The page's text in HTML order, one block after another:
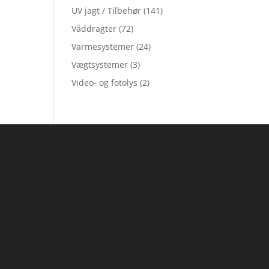
UV jagt / Tilbehør (141)
Våddragter (72)
Varmesystemer (24)
Vægtsystemer (3)
Video- og fotolys (2)